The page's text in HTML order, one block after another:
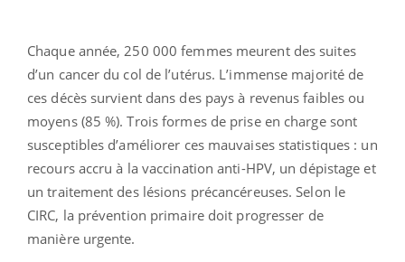
Chaque année, 250 000 femmes meurent des suites
d’un cancer du col de l’utérus. L’immense majorité de
ces décès survient dans des pays à revenus faibles ou
moyens (85 %). Trois formes de prise en charge sont
susceptibles d’améliorer ces mauvaises statistiques : un
recours accru à la vaccination anti-HPV, un dépistage et
un traitement des lésions précancéreuses. Selon le
CIRC, la prévention primaire doit progresser de
manière urgente.